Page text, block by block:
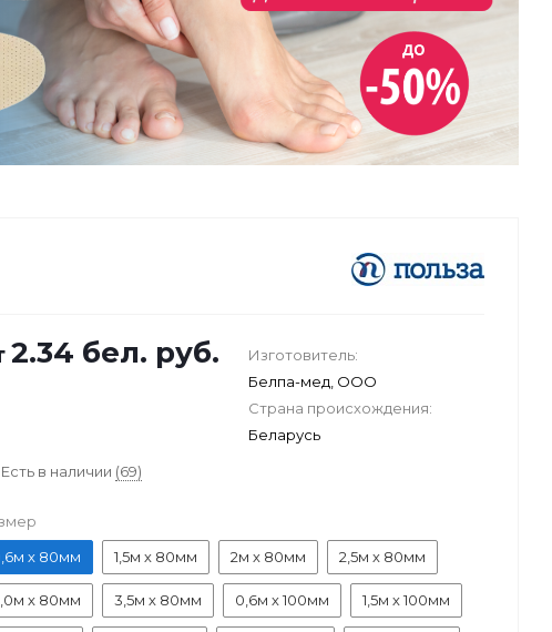
2.34 бел. руб.
Изготовитель:
Белпа-мед, ООО
Страна происхождения:
Беларусь
Есть в наличии (69)
х 80мм
1,5м х 80мм 2м х 80мм 2,5м х 80мм
х 80мм 3,5м х 80мм 0,6м х 100мм 1,5м х 100мм